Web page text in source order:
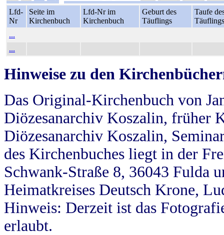
Lfd-
Nr
Seite im
Kirchenbuch
Lfd-Nr im
Kirchenbuch
Geburt des
Täuflings
Taufe
Täuflings
...
...
Hinweise zu den
Das Original-Kirchenbuch von
Diözesanarchiv Koszalin, früher
Diözesanarchiv Koszalin,
des Kirchenbuches liegt in der
Schwank-Straße 8, 36043 Fulda
Heimatkreises Deutsch Krone,
Hinweis: Derzeit ist das
erlaubt.